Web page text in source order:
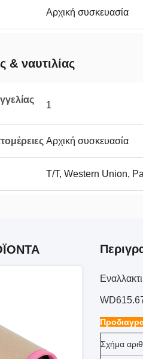
Αρχική συσκευασία
ναυτιλίας
1
Αρχική συσκευασία
T/T, Western Union,
Σχήμα αριθ.